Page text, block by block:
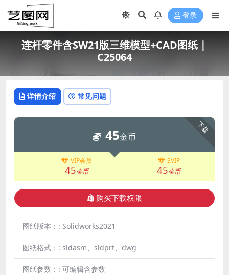
登录
连杆零件含SW21版三维模型+CAD图纸｜
C25064
详情介绍 常见问题
下载
45金币
VIP会员
45金币
SVIP
45金币
购买下载权限
图纸版本：: Solidworks2021
图纸格式：: sldasm、sldprt、dwg
图纸参数：: 可编辑含参数